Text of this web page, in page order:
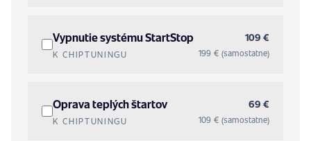
Vypnutie systému StartStop
K CHIPTUNINGU
109 €
199 € (samostatne)
Oprava teplých štartov
K CHIPTUNINGU
69 €
109 € (samostatne)